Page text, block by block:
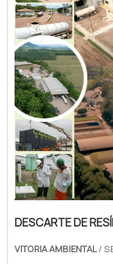
DESCARTE DE
VITORIA AMBIENTAL/